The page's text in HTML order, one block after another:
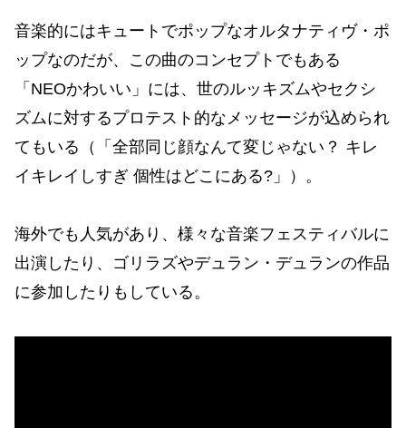
音楽的にはキュートでポップなオルタナティヴ・ポ
ップなのだが、この曲のコンセプトでもある
「NEOかわいい」には、世のルッキズムやセクシ
ズムに対するプロテスト的なメッセージが込められ
てもいる（「全部同じ顔なんて変じゃない？ キレ
イキレイしすぎ 個性はどこにある?」）。
海外でも人気があり、様々な音楽フェスティバルに
出演したり、ゴリラズやデュラン・デュランの作品
に参加したりもしている。